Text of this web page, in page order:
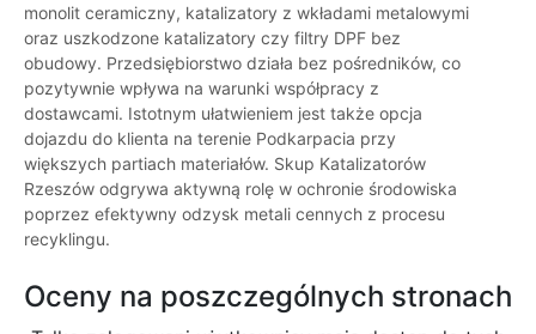
monolit ceramiczny, katalizatory z wkładami metalowymi
oraz uszkodzone katalizatory czy filtry DPF bez
obudowy. Przedsiębiorstwo działa bez pośredników, co
pozytywnie wpływa na warunki współpracy z
dostawcami. Istotnym ułatwieniem jest także opcja
dojazdu do klienta na terenie Podkarpacia przy
większych partiach materiałów. Skup Katalizatorów
Rzeszów odgrywa aktywną rolę w ochronie środowiska
poprzez efektywny odzysk metali cennych z procesu
recyklingu.
Oceny na poszczególnych stronach